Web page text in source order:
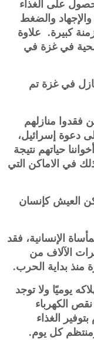
على الغذاء
والضغط
كبيرة. علاوة
في غزة في
70% من المنازل في غزة تم
فقدوا منازلهم
دعوة إسرائيل،
حياتهم نتيجة
في الاماكن التي
العيش كإنسان
الإنسانية، فقد
الآلاف من
منذ بداية الحرب.‏
يوميًا ولا توجد
الكهرباء
الغذاء
كل يوم.‏